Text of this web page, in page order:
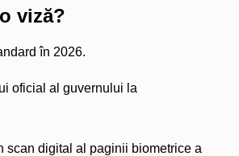
viză?
în 2026.
oficial al guvernului la
scan digital al paginii biometrice a